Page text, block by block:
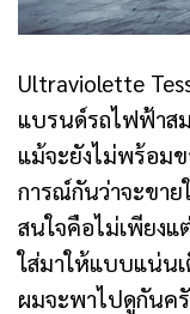
Ultraviolette
แบรนด์รถไฟฟ้าส
แม้จะยังไม่พร้อม
การณ์กันว่าจะขา
สนใจคือไม่เพียงแ
ใส่มาให้แบบแน่น
ผมจะพาไปดูกันค